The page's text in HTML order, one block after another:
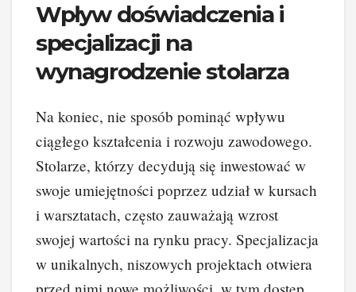
Wpływ doświadczenia i
specjalizacji na
wynagrodzenie stolarza
Na koniec, nie sposób pominąć wpływu
ciągłego kształcenia i rozwoju zawodowego.
Stolarze, którzy decydują się inwestować w
swoje umiejętności poprzez udział w kursach
i warsztatach, często zauważają wzrost
swojej wartości na rynku pracy. Specjalizacja
w unikalnych, niszowych projektach otwiera